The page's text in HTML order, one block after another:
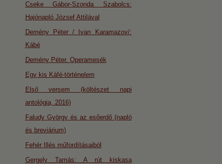
Cseke Gábor-Szonda Szabolcs:
Hajónapló József Attilával
Demény Péter / Ivan Karamazov/:
Kábé
Demény Péter. Operamesék
Egy kis Káfé-történelem
Első versem (költészet napi
antológia, 2016)
Faludy György és az esőerdő (napló
és breviárium)
Fehér Illés műfordításaiból
Gergely Tamás: A rút kiskasa